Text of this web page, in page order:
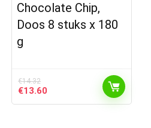
Chocolate Chip,
Doos 8 stuks x 180
g
€14.32
Oorspronkelijke
€13.60